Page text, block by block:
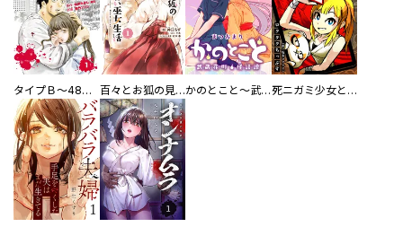
タイプＢ～48時間後、致死率100％～【単話】 百々とお狐の見習い巫女生活【単行本版】 かのとこと～武蔵花町怪話譚～ 【連載版】 死ニガミ少女とスマホ神